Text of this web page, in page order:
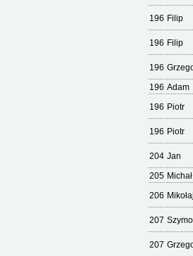
196 Filip
196 Filip
196
196 Adam
196 Piotr
196 Piotr
204 Jan
205 Michał
206
207
207